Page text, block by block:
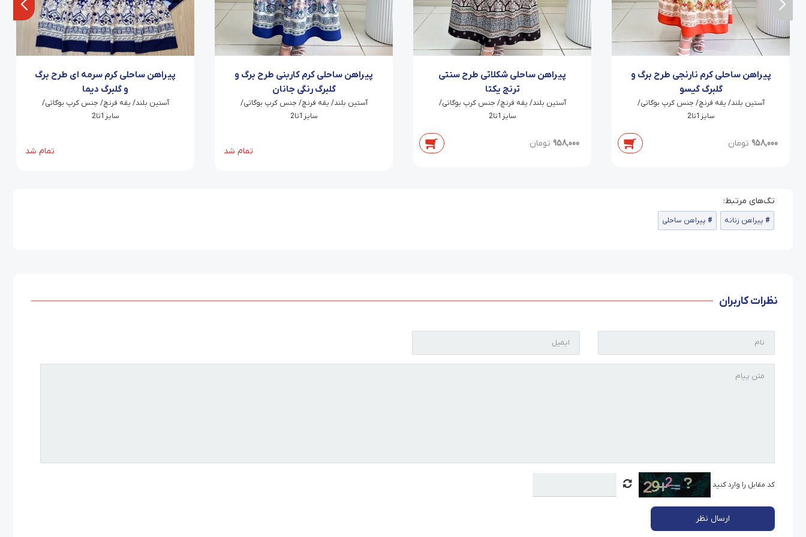
پیراهن ساحلی کرم نارنجی طرح برگ و
گلبرگ گیسو
‫آستین بلند/ یقه فرنچ/ جنس کرپ بوگاتی/
سایز1تا2
958,000 تومان
پیراهن ساحلی شکلاتی طرح سنتی
ترنج یکتا
‫آستین بلند/ یقه فرنچ/ جنس کرپ بوگاتی/
سایز1تا2
958,000 تومان
پیراهن ساحلی کرم کاربنی طرح برگ و
گلبرگ رنگی جانان
‫آستین بلند/ یقه فرنچ/ جنس کرپ بوگاتی/
سایز1تا2
تمام شد
پیراهن ساحلی کرم سرمه ای طرح برگ
و گلبرگ دیما
‫آستین بلند/ یقه فرنچ/ جنس کرپ بوگاتی/
سایز1تا2
تمام شد
پیراهن زنانه پیراهن ساحلی
نظرات کاربران
کد مقابل را وارد کنید
ارسال نظر